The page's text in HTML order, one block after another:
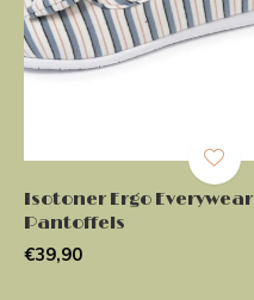
Isotoner Ergo Everywear
Pantoffels
€39,90